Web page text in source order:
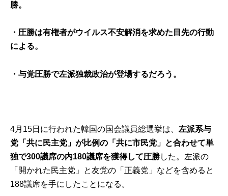
勝。
・圧勝は有権者がウイルス不安解消を求めた目先の行動
による。
・与党圧勝で左派独裁政治が登場するだろう。
4月15日に行われた韓国の国会議員総選挙は、左派系与
党「共に民主党」が比例の「共に市民党」と合わせて単
独で300議席の内180議席を獲得して圧勝した。左派の
「開かれた民主党」と友党の「正義党」などを含めると
188議席を手にしたことになる。